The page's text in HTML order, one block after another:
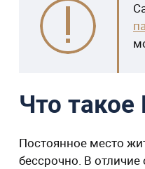
Что
Постоянное место
бессрочно. В отличие